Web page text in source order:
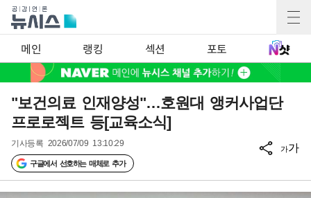
메인 랭킹 섹션 포토
"보건의료 인재양성"…호원대 앵커사업단
프로로젝트 등[교육소식]
기사등록 2026/07/09 13:10:29
구글에서 선호하는 매체로 추가
가가